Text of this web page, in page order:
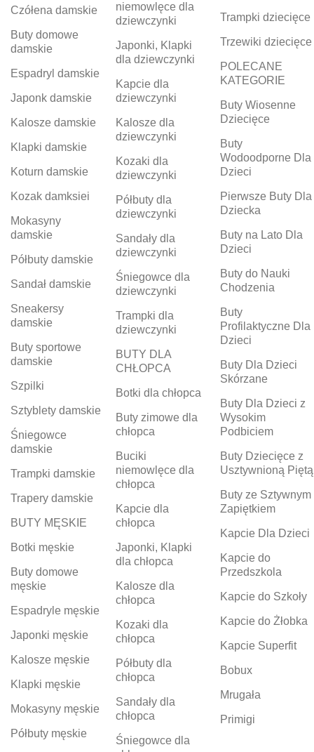
Czółena damskie
Buty domowe
damskie
Espadryl damskie
Japonk damskie
Kalosze damskie
Klapki damskie
Koturn damskie
Kozak damksiei
Mokasyny
damskie
Półbuty damskie
Sandał damskie
Sneakersy
damskie
Buty sportowe
damskie
Szpilki
Sztyblety damskie
Śniegowce
damskie
Trampki damskie
Trapery damskie
BUTY MĘSKIE
Botki męskie
Buty domowe
męskie
Espadryle męskie
Japonki męskie
Kalosze męskie
Klapki męskie
Mokasyny męskie
Półbuty męskie
niemowlęce dla
dziewczynki
Japonki, Klapki
dla dziewczynki
Kapcie dla
dziewczynki
Kalosze dla
dziewczynki
Kozaki dla
dziewczynki
Półbuty dla
dziewczynki
Sandały dla
dziewczynki
Śniegowce dla
dziewczynki
Trampki dla
dziewczynki
BUTY DLA
CHŁOPCA
Botki dla chłopca
Buty zimowe dla
chłopca
Buciki
niemowlęce dla
chłopca
Kapcie dla
chłopca
Japonki, Klapki
dla chłopca
Kalosze dla
chłopca
Kozaki dla
chłopca
Półbuty dla
chłopca
Sandały dla
chłopca
Śniegowce dla
Trampki dziecięce
Trzewiki dziecięce
POLECANE
KATEGORIE
Buty Wiosenne
Dziecięce
Buty
Wodoodporne Dla
Dzieci
Pierwsze Buty Dla
Dziecka
Buty na Lato Dla
Dzieci
Buty do Nauki
Chodzenia
Buty
Profilaktyczne Dla
Dzieci
Buty Dla Dzieci
Skórzane
Buty Dla Dzieci z
Wysokim
Podbiciem
Buty Dziecięce z
Usztywnioną Piętą
Buty ze Sztywnym
Zapiętkiem
Kapcie Dla Dzieci
Kapcie do
Przedszkola
Kapcie do Szkoły
Kapcie do Żłobka
Kapcie Superfit
Bobux
Mrugała
Primigi